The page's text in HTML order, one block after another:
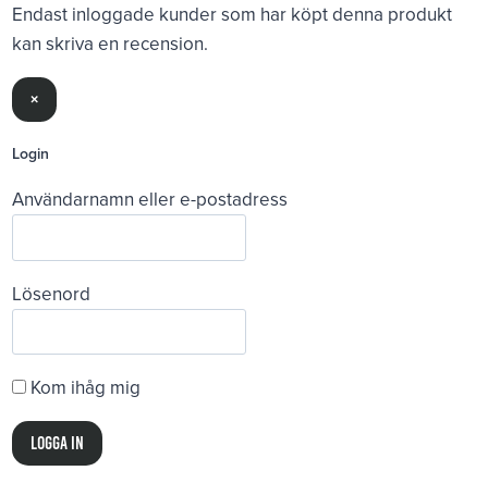
Endast inloggade kunder som har köpt denna produkt
kan skriva en recension.
×
Login
Användarnamn eller e-postadress
Lösenord
Kom ihåg mig